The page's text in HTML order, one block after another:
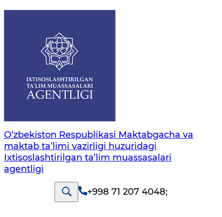
O‘zbekiston Respublikasi Maktabgacha va
maktab ta’limi vazirligi huzuridagi
Ixtisoslashtirilgan ta’lim muassasalari
agentligi
+998 71 207 4048;